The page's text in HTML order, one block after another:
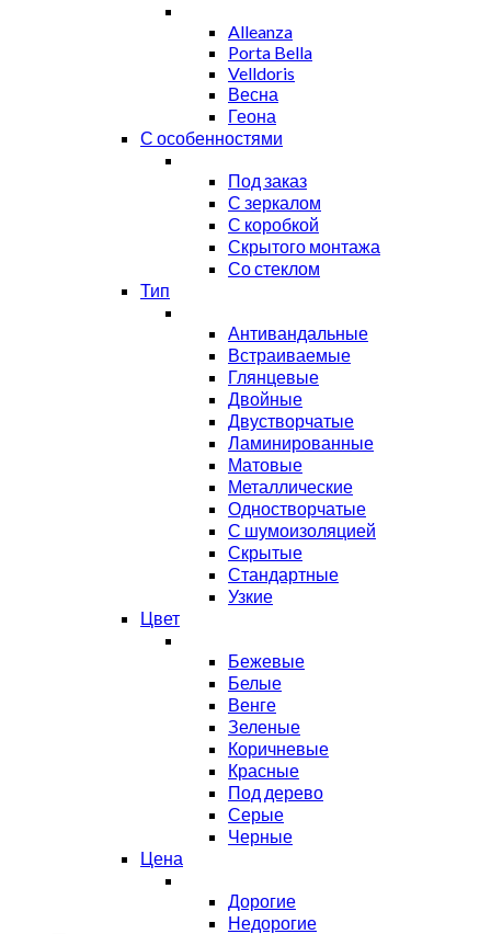
Alleanza
Porta Bella
Velldoris
Весна
Геона
С особенностями
Под заказ
С зеркалом
С коробкой
Скрытого монтажа
Со стеклом
Тип
Антивандальные
Встраиваемые
Глянцевые
Двойные
Двустворчатые
Ламинированные
Матовые
Металлические
Одностворчатые
С шумоизоляцией
Скрытые
Стандартные
Узкие
Цвет
Бежевые
Белые
Венге
Зеленые
Коричневые
Красные
Под дерево
Серые
Черные
Цена
Дорогие
Недорогие